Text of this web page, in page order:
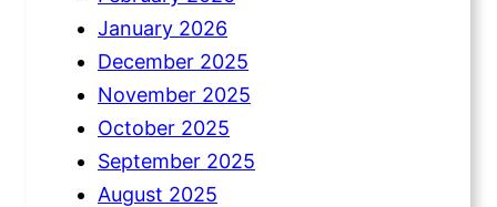
January 2026
December 2025
November 2025
October 2025
September 2025
August 2025